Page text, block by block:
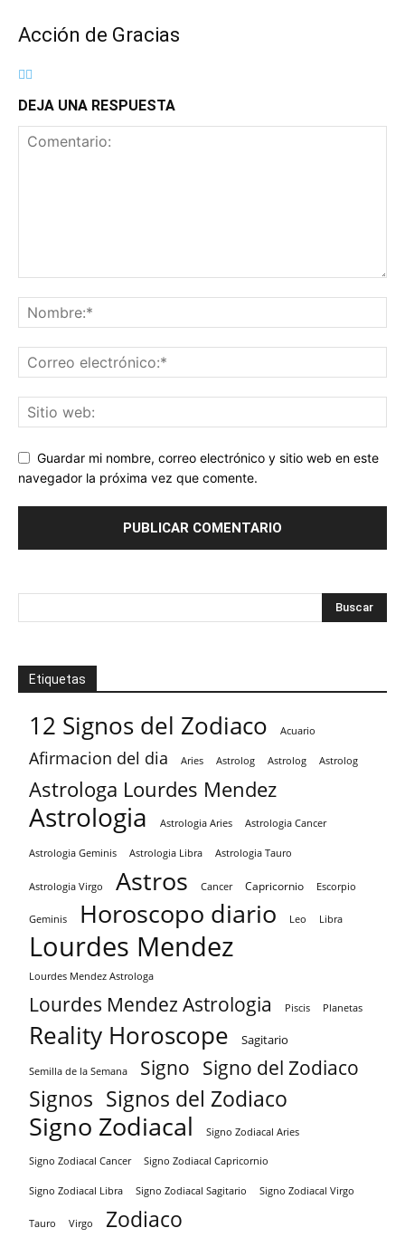
Acción de Gracias
DEJA UNA RESPUESTA
Guardar mi nombre, correo electrónico y sitio web en este
navegador la próxima vez que comente.
Etiquetas
12 Signos del Zodiaco Acuario
Afirmacion del dia Aries Astrolog Astrolog Astrolog
Astrologa Lourdes Mendez
Astrologia Astrologia Aries Astrologia Cancer
Astrologia Geminis Astrologia Libra Astrologia Tauro
Astrologia Virgo Astros Cancer Capricornio Escorpio
Geminis Horoscopo diario Leo Libra
Lourdes Mendez
Lourdes Mendez Astrologa
Lourdes Mendez Astrologia Piscis Planetas
Reality Horoscope Sagitario
Semilla de la Semana Signo Signo del Zodiaco
Signos Signos del Zodiaco
Signo Zodiacal Signo Zodiacal Aries
Signo Zodiacal Cancer Signo Zodiacal Capricornio
Signo Zodiacal Libra Signo Zodiacal Sagitario Signo Zodiacal Virgo
Tauro Virgo Zodiaco